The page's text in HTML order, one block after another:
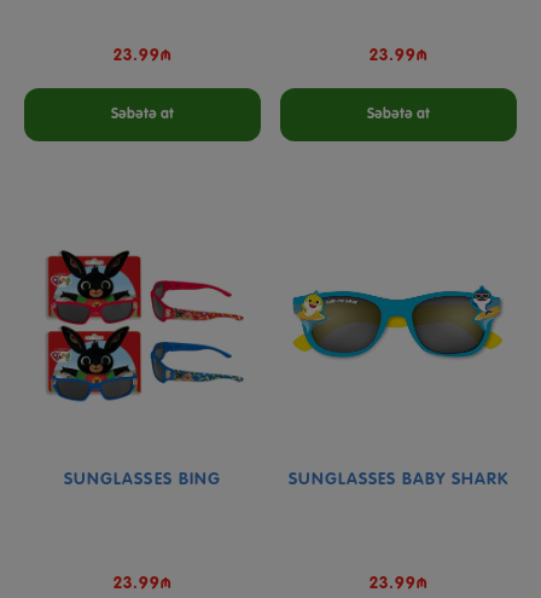
23.99₼
Səbətə at
23.99₼
Səbətə at
SUNGLASSES BING
23.99₼
SUNGLASSES BABY SHARK
23.99₼